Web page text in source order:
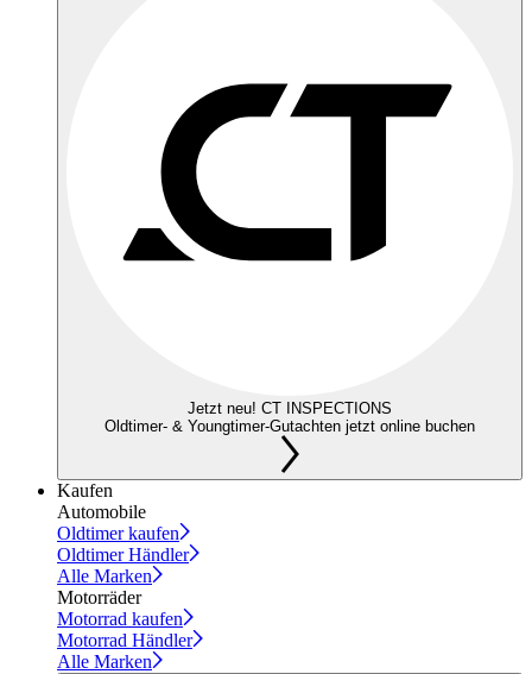
Jetzt neu! CT INSPECTIONS
Oldtimer- & Youngtimer-Gutachten jetzt online buchen
Kaufen
Automobile
Oldtimer kaufen
Oldtimer Händler
Alle Marken
Motorräder
Motorrad kaufen
Motorrad Händler
Alle Marken